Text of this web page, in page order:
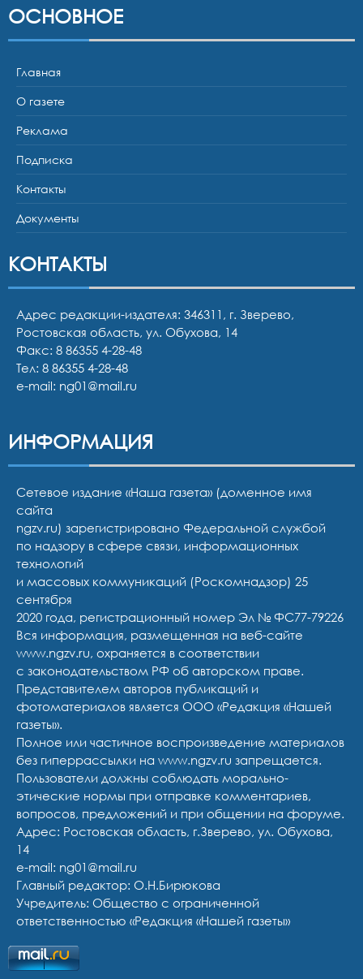
ОСНОВНОЕ
Главная
О газете
Реклама
Подписка
Контакты
Документы
КОНТАКТЫ
Адрес редакции-издателя: 346311, г. Зверево,
Ростовская область, ул. Обухова, 14
Факс: 8 86355 4-28-48
Тел: 8 86355 4-28-48
e-mail: ng01@mail.ru
ИНФОРМАЦИЯ
Сетевое издание «Наша газета» (доменное имя
сайта
ngzv.ru) зарегистрировано Федеральной службой
по надзору в сфере связи, информационных
технологий
и массовых коммуникаций (Роскомнадзор) 25
сентября
2020 года, регистрационный номер Эл № ФС77-79226
Вся информация, размещенная на веб-сайте
www.ngzv.ru, охраняется в соответствии
с законодательством РФ об авторском праве.
Представителем авторов публикаций и
фотоматериалов является ООО «Редакция «Нашей
газеты».
Полное или частичное воспроизведение материалов
без гиперрассылки на www.ngzv.ru запрещается.
Пользователи должны соблюдать морально-
этические нормы при отправке комментариев,
вопросов, предложений и при общении на форуме.
Адрес: Ростовская область, г.Зверево, ул. Обухова,
14
e-mail: ng01@mail.ru
Главный редактор: О.Н.Бирюкова
Учредитель: Общество с ограниченной
ответственностью «Редакция «Нашей газеты»